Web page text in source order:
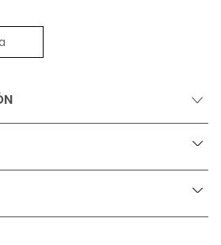
+
y restricciones para productos
+